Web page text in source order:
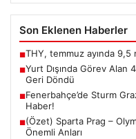
Son Eklenen Haberler
■THY, temmuz ayında 9,5
■Yurt Dışında Görev Alan
Geri Döndü
■Fenerbahçe’de Sturm
Haber!
■(Özet) Sparta Prag –
Önemli Anları